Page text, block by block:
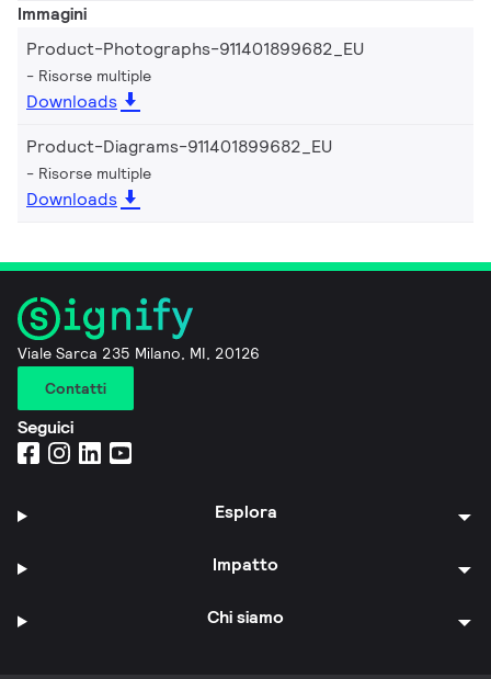
Immagini
Product-Photographs-911401899682_EU
Risorse multiple
Downloads
Product-Diagrams-911401899682_EU
Risorse multiple
Downloads
Viale Sarca 235 Milano, MI, 20126
Contatti
Seguici
Esplora
Impatto
Chi siamo